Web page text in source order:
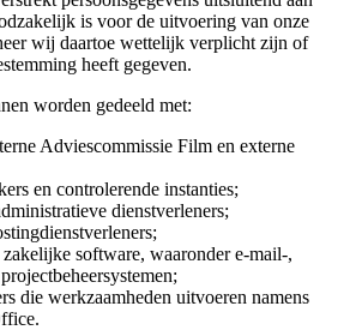
is voor de uitvoering van onze
wij daartoe wettelijk verplicht zijn of
heeft gegeven.
worden gedeeld met:
Adviescommissie Film en externe
en controlerende instanties;
dienstverleners;
software, waaronder e-mail-,
die werkzaamheden uitvoeren namens